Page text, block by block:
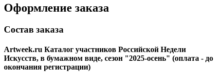
Оформление заказа
Состав заказа
Artweek.ru Каталог участников Российской Недели
Искусств, в бумажном виде, сезон "2025-осень" (оплата - до
окончания регистрации)